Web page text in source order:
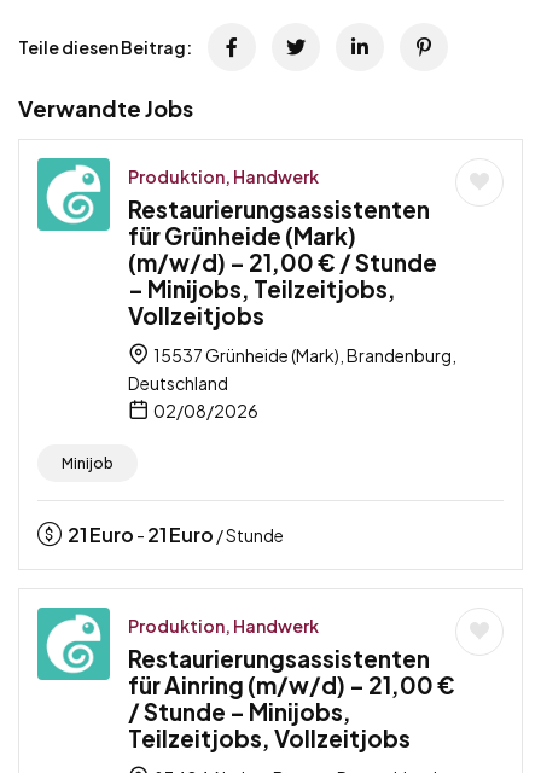
Teile diesen Beitrag:
Verwandte Jobs
Produktion, Handwerk
Restaurierungsassistenten
für Grünheide (Mark)
(m/w/d) – 21,00 € / Stunde
– Minijobs, Teilzeitjobs,
Vollzeitjobs
15537 Grünheide (Mark), Brandenburg,
Deutschland
02/08/2026
Minijob
21Euro - 21Euro / Stunde
Produktion, Handwerk
Restaurierungsassistenten
für Ainring (m/w/d) – 21,00 €
/ Stunde – Minijobs,
Teilzeitjobs, Vollzeitjobs